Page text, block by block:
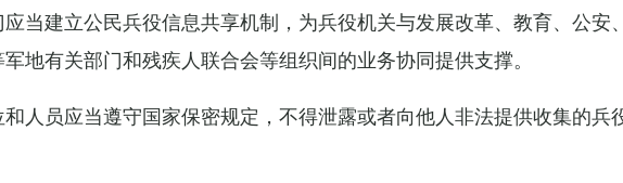
当建立公民兵役信息共享机制，为兵役机关与发展改革、教育、公安
地有关部门和残疾人联合会等组织间的业务协同提供支撑。
人员应当遵守国家保密规定，不得泄露或者向他人非法提供收集的兵